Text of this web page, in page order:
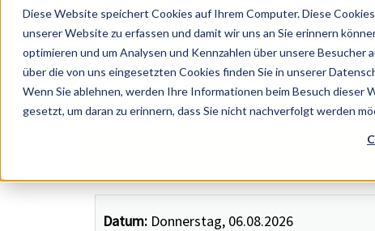
Diese Website speichert Cookies auf Ihrem Computer. Diese
unserer Website zu erfassen und damit wir uns an Sie erinnern
optimieren und um Analysen und Kennzahlen über unsere
über die von uns eingesetzten Cookies finden Sie in unserer
Wenn Sie ablehnen, werden Ihre Informationen beim Besuch
gesetzt, um daran zu erinnern, dass Sie nicht nachverfolgt werden
Datum: Donnerstag, 06.08.2026
Künstler, Zelte, Bands, Catering, ...